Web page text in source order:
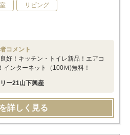
リビング
コメント
好！キッチン・トイレ新品！エアコ
インターネット（100Ｍ)無料！
ー21山下興産
詳しく見る